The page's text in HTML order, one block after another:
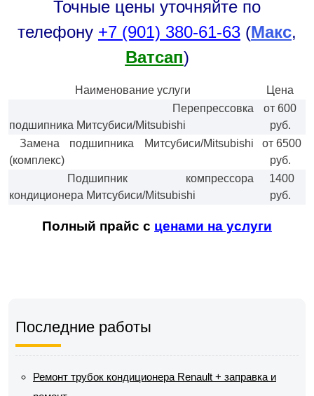
Точные цены уточняйте по
телефону +7 (901) 380-61-63 (Макс,
Ватсап)
Наименование услуги
Цена
Перепрессовка
подшипника Митсубиси/Mitsubishi
от 600
руб.
Замена подшипника Митсубиси/Mitsubishi
(комплекс)
от 6500
руб.
Подшипник компрессора
кондиционера Митсубиси/Mitsubishi
1400
руб.
Полный прайс с ценами на услуги
Последние работы
Ремонт трубок кондиционера Renault + заправка и